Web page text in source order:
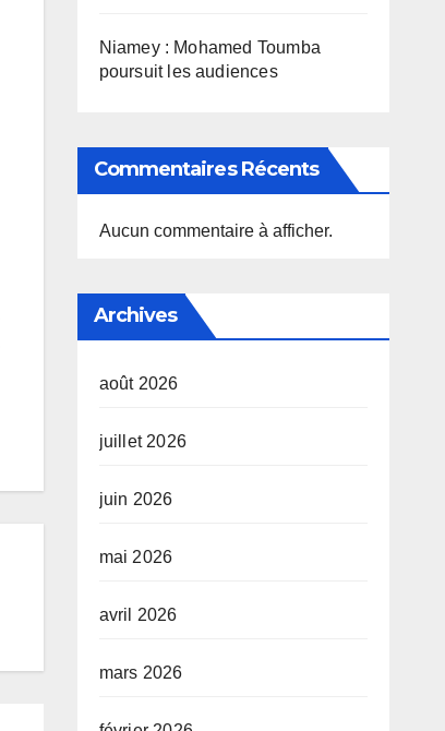
Niamey : Mohamed Toumba
poursuit les audiences
Commentaires Récents
Aucun commentaire à afficher.
Archives
août 2026
juillet 2026
juin 2026
mai 2026
avril 2026
mars 2026